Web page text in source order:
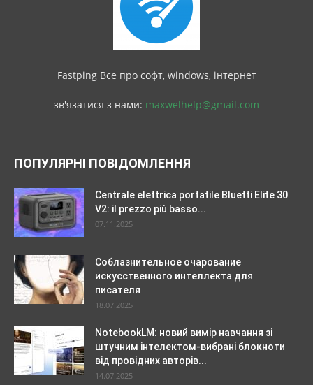
Fastping Все про софт, windows, інтернет
зв'язатися з нами: maxwelhelp@gmail.com
ПОПУЛЯРНІ ПОВІДОМЛЕННЯ
Centrale elettrica portatile Bluetti Elite 30
V2: il prezzo più basso...
07.11.2025
Соблазнительное очарование
искусственного интеллекта для
писателя
18.07.2025
NotebookLM: новий вимір навчання зі
штучним інтелектом-вибрані блокноти
від провідних авторів...
14.07.2025